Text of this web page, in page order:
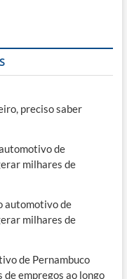
preciso saber
de
milhares de
automotivo de
milhares de
de Pernambuco
empregos ao longo